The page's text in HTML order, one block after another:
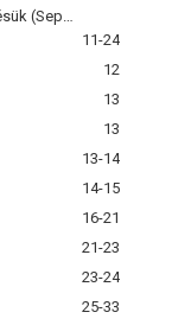
11-24
12
13
13
13-14
14-15
16-21
21-23
23-24
25-33